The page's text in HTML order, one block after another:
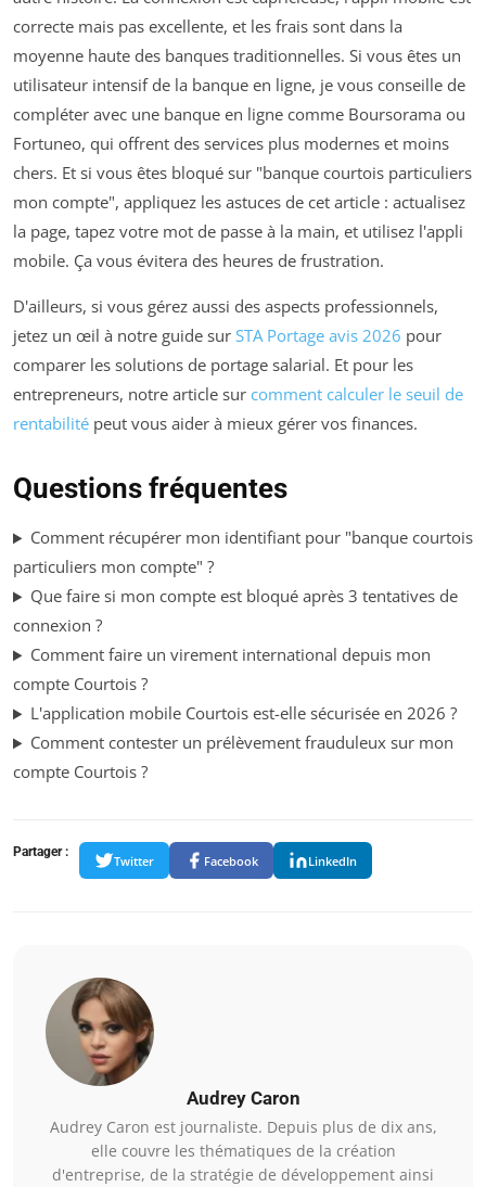
correcte mais pas excellente, et les frais sont dans la
moyenne haute des banques traditionnelles. Si vous êtes un
utilisateur intensif de la banque en ligne, je vous conseille de
compléter avec une banque en ligne comme Boursorama ou
Fortuneo, qui offrent des services plus modernes et moins
chers. Et si vous êtes bloqué sur "banque courtois particuliers
mon compte", appliquez les astuces de cet article : actualisez
la page, tapez votre mot de passe à la main, et utilisez l'appli
mobile. Ça vous évitera des heures de frustration.
D'ailleurs, si vous gérez aussi des aspects professionnels,
jetez un œil à notre guide sur STA Portage avis 2026 pour
comparer les solutions de portage salarial. Et pour les
entrepreneurs, notre article sur comment calculer le seuil de
rentabilité peut vous aider à mieux gérer vos finances.
Questions fréquentes
Comment récupérer mon identifiant pour "banque courtois
particuliers mon compte" ?
Que faire si mon compte est bloqué après 3 tentatives de
connexion ?
Comment faire un virement international depuis mon
compte Courtois ?
L'application mobile Courtois est-elle sécurisée en 2026 ?
Comment contester un prélèvement frauduleux sur mon
compte Courtois ?
Partager :
Twitter Facebook LinkedIn
Audrey Caron
Audrey Caron est journaliste. Depuis plus de dix ans,
elle couvre les thématiques de la création
d'entreprise, de la stratégie de développement ainsi